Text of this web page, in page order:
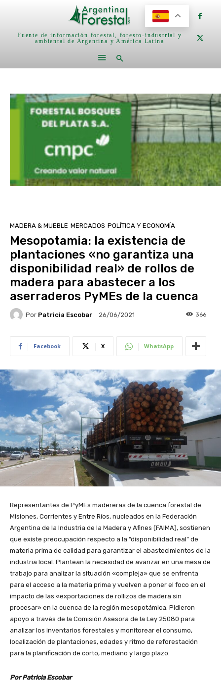
Fuente de información forestal, foresto-industrial y
ambiental de Argentina y América Latina
MADERA & MUEBLE MERCADOS POLÍTICA Y ECONOMÍA
Mesopotamia: la existencia de
plantaciones «no garantiza una
disponibilidad real» de rollos de
madera para abastecer a los
aserraderos PyMEs de la cuenca
Por Patricia Escobar 26/06/2021 366
Facebook X WhatsApp
Representantes de PyMEs madereras de la cuenca forestal de
Misiones, Corrientes y Entre Ríos, nucleados en la Federación
Argentina de la Industria de la Madera y Afines (FAIMA), sostienen
que existe preocupación respecto a la “disponibilidad real” de
materia prima de calidad para garantizar el abastecimientos de la
industria local. Plantean la necesidad de avanzar en una mesa de
trabajo para analizar la situación «compleja» que se enfrenta
para el acceso a la materia prima y vuelven a poner el foco en el
impacto de las «exportaciones de rollizos de madera sin
procesar» en la cuenca de la región mesopotámica. Pidieron
apoyo a través de la Comisión Asesora de la Ley 25080 para
analizar los inventarios forestales y monitorear el consumo,
localización de plantaciones, edades y ritmo de reforestación
para la planificación de corto, mediano y largo plazo.
Por Patricia Escobar